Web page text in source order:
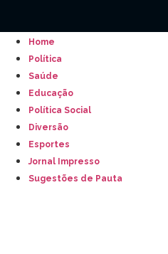
Home
Política
Saúde
Educação
Política Social
Diversão
Esportes
Jornal Impresso
Sugestões de Pauta